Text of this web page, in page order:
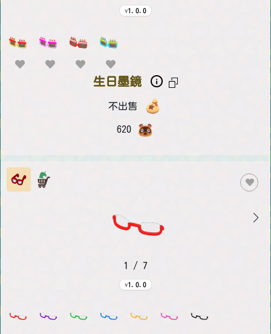
1.0.0
生日墨鏡
不出售
620
1 / 7
1.0.0